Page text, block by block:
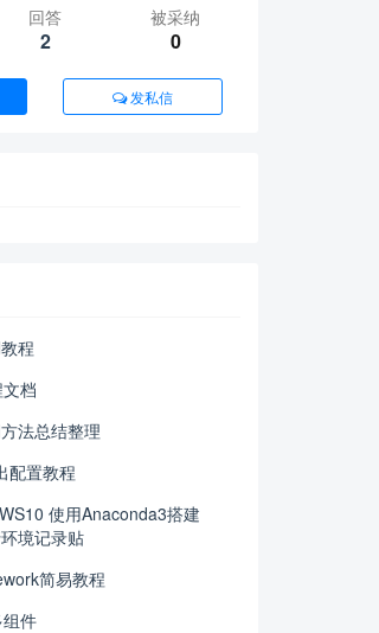
回答
2
被采纳
0
发私信
程
档
法总结整理
配置教程
使用Anaconda3搭建
境记录贴
简易教程
件